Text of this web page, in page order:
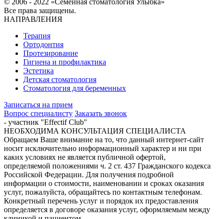
© 2006 - 2022 «Семейная стоматология Улыбка»
Все права защищены.
НАПРАВЛЕНИЯ
Терапия
Ортодонтия
Протезирование
Гигиена и профилактика
Эстетика
Детская стоматология
Стоматология для беременных
Записаться на прием
Вопрос специалисту Заказать звонок
- участник "Effectif Club"
НЕОБХОДИМА КОНСУЛЬТАЦИЯ СПЕЦИАЛИСТА
Обращаем Ваше внимание на то, что данный интернет-сайт
носит исключительно информационный характер и ни при
каких условиях не является публичной офертой,
определяемой положениями ч. 2 ст. 437 Гражданского кодекса
Российской Федерации. Для получения подробной
информации о стоимости, наименовании и сроках оказания
услуг, пожалуйста, обращайтесь по контактным телефонам.
Конкретный перечень услуг и порядок их предоставления
определяется в договоре оказания услуг, оформляемым между